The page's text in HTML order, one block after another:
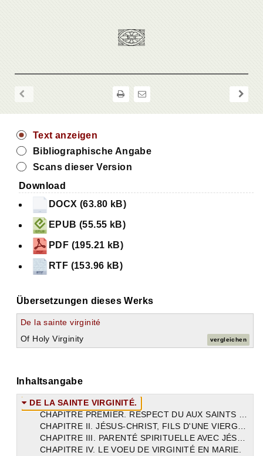
Text anzeigen
Bibliographische Angabe
Scans dieser Version
Download
DOCX (63.80 kB)
EPUB (55.55 kB)
PDF (195.21 kB)
RTF (153.96 kB)
Übersetzungen dieses Werks
De la sainte virginité
Of Holy Virginity
vergleichen
Inhaltsangabe
DE LA SAINTE VIRGINITÉ.
CHAPITRE PREMIER. RESPECT DU AUX SAINTS PATRIARCHES.
CHAPITRE II. JÉSUS-CHRIST, FILS D'UNE VIERGE ET ÉPOUX DES VIERGES.
CHAPITRE III. PARENTÉ SPIRITUELLE AVEC JÉSUS-CHRIST.
CHAPITRE IV. LE VOEU DE VIRGINITÉ EN MARIE.